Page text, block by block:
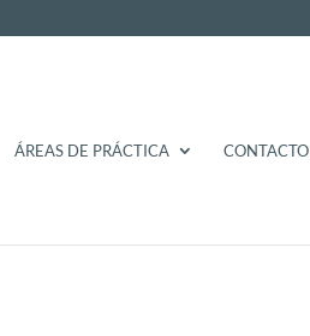
ÁREAS DE PRÁCTICA CONTACTO